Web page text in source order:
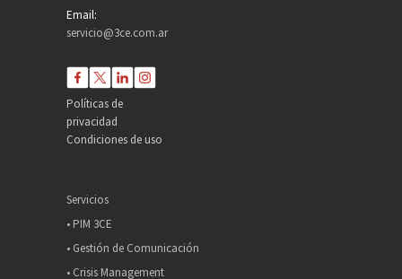
Email:
servicio@3ce.com.ar
Políticas de
privacidad
Condiciones de uso
Servicios
• PIM 3CE
• Gestión de Comunicación
• Crisis Management